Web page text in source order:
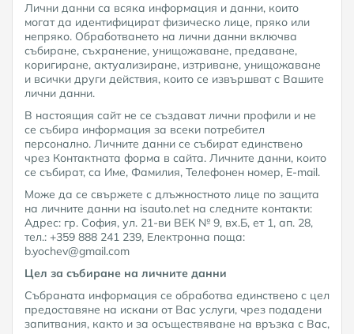
Лични данни са всяка информация и данни, които
могат да идентифицират физическо лице, пряко или
непряко. Обработването на лични данни включва
събиране, съхранение, унищожаване, предаване,
коригиране, актуализиране, изтриване, унищожаване
и всички други действия, които се извършват с Вашите
лични данни.
В настоящия сайт не се създават лични профили и не
се събира информация за всеки потребител
персонално. Личните данни се събират единствено
чрез Контактната форма в сайта. Личните данни, които
се събират, са Име, Фамилия, Телефонен номер, Е-mail.
Може да се свържете с длъжностното лице по защита
на личните данни на isauto.net на следните контакти:
Адрес: гр. София, ул. 21-ви ВЕК № 9, вх.Б, ет 1, ап. 28,
тел.: +359 888 241 239, Електронна поща:
b.yochev@gmail.com
Цел за събиране на личните данни
Събраната информация се обработва единствено с цел
предоставяне на искани от Вас услуги, чрез подадени
запитвания, както и за осъществяване на връзка с Вас,